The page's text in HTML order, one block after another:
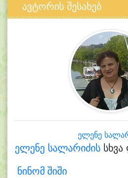
ავტორის შესახებ
ელენე
ელენე სალარიძის სხვა
ნინომ შიში